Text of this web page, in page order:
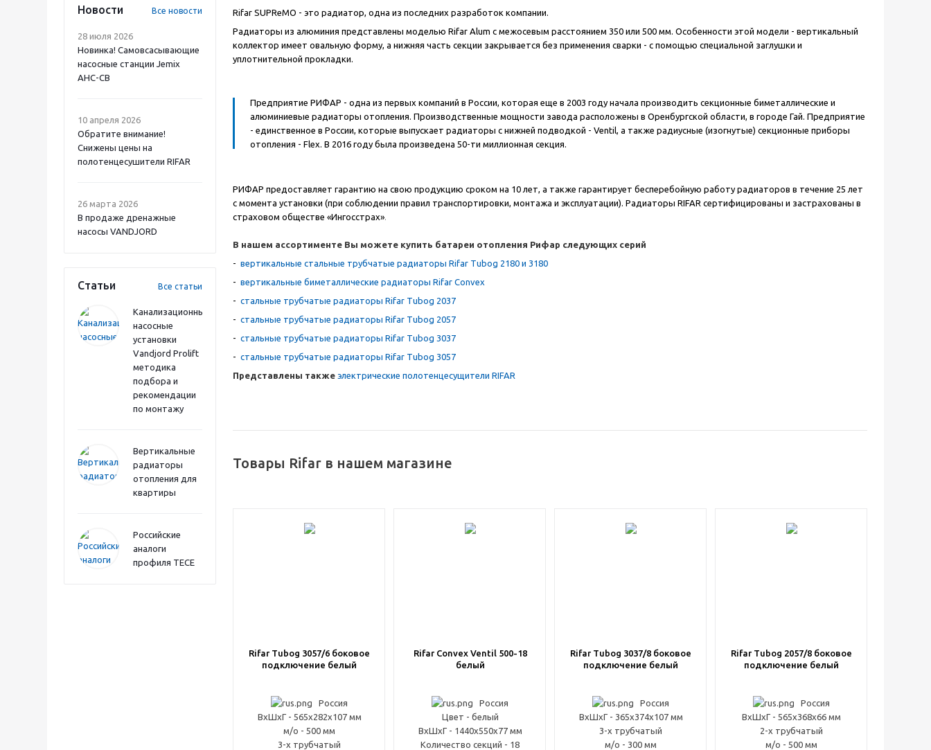
Новости Все новости
28 июля 2026
Новинка! Самовсасывающие
насосные станции Jemix
АНС-СВ
10 апреля 2026
Обратите внимание!
Снижены цены на
полотенцесушители RIFAR
26 марта 2026
В продаже дренажные
насосы VANDJORD
Статьи Все статьи
Канализационные
насосные
установки
Vandjord Prolift
методика
подбора и
рекомендации
по монтажу
Вертикальные
радиаторы
отопления для
квартиры
Российские
аналоги
профиля TECE
Rifar SUPReMO - это радиатор, одна из последних разработок компании.
Радиаторы из алюминия представлены моделью Rifar Alum с межосевым расстоянием 350 или 500 мм. Особенности этой модели - вертикальный
коллектор имеет овальную форму, а нижняя часть секции закрывается без применения сварки - с помощью специальной заглушки и
уплотнительной прокладки.
Предприятие РИФАР - одна из первых компаний в России, которая еще в 2003 году начала производить секционные биметаллические и
алюминиевые радиаторы отопления. Производственные мощности завода расположены в Оренбургской области, в городе Гай. Предприятие
- единственное в России, которые выпускает радиаторы с нижней подводкой - Ventil, а также радиусные (изогнутые) секционные приборы
отопления - Flex. В 2016 году была произведена 50-ти миллионная секция.
РИФАР предоставляет гарантию на свою продукцию сроком на 10 лет, а также гарантирует бесперебойную работу радиаторов в течение 25 лет
с момента установки (при соблюдении правил транспортировки, монтажа и эксплуатации). Радиаторы RIFAR сертифицированы и застрахованы в
страховом обществе «Ингосстрах».
В нашем ассортименте Вы можете купить батареи отопления Рифар следующих серий
- вертикальные стальные трубчатые радиаторы Rifar Tubog 2180 и 3180
- вертикальные биметаллические радиаторы Rifar Convex
- стальные трубчатые радиаторы Rifar Tubog 2037
- стальные трубчатые радиаторы Rifar Tubog 2057
- стальные трубчатые радиаторы Rifar Tubog 3037
- стальные трубчатые радиаторы Rifar Tubog 3057
Представлены также электрические полотенцесущители RIFAR
Товары Rifar в нашем магазине
Rifar Tubog 3057/6 боковое
подключение белый
Россия
ВxШxГ - 565x282x107 мм
м/о - 500 мм
3-х трубчатый
Rifar Convex Ventil 500-18
белый
Россия
Цвет - белый
ВxШxГ - 1440x550x77 мм
Количество секций - 18
Rifar Tubog 3037/8 боковое
подключение белый
Россия
ВxШxГ - 365x374x107 мм
3-х трубчатый
м/о - 300 мм
Rifar Tubog 2057/8 боковое
подключение белый
Россия
ВxШxГ - 565x368x66 мм
2-х трубчатый
м/о - 500 мм